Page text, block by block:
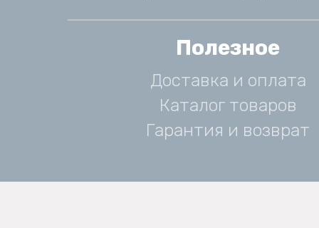
Полезное
Доставка и оплата
Каталог товаров
Гарантия и возврат